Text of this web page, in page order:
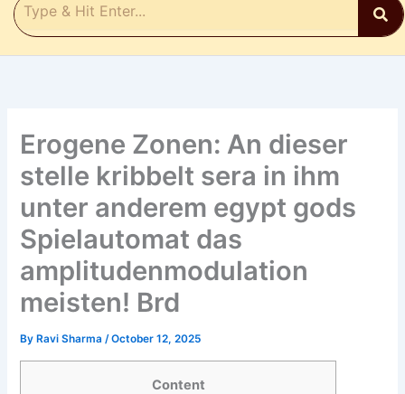
Erogene Zonen: An dieser
stelle kribbelt sera in ihm
unter anderem egypt gods
Spielautomat das
amplitudenmodulation
meisten! Brd
By Ravi Sharma/October 12, 2025
Content